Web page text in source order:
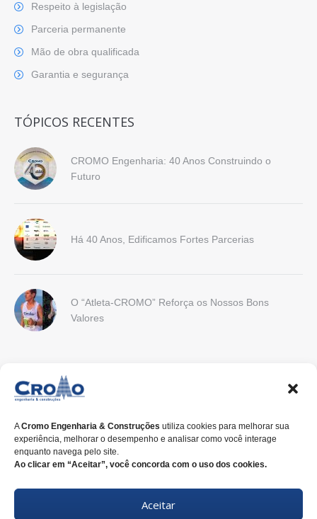
ACromo Engenharia & Construções utiliza cookies para melhorar sua
experiência, melhorar o desempenho e analisar como você interage
enquanto navega pelo site.
Ao clicar em “Aceitar”, você concorda com o uso dos cookies.
Aceitar
Respeito à legislação
Parceria permanente
Mão de obra qualificada
Garantia e segurança
TÓPICOS RECENTES
CROMO Engenharia: 40 Anos Construindo o
Futuro
Há 40 Anos, Edificamos Fortes Parcerias
O “Atleta-CROMO” Reforça os Nossos Bons
Valores
CONTATO
Endereço:Rua Nilo Peçanha, 675, 2º Andar . CEP 80.520-176 .
E-mail: cromo@cromoengenharia.com.br
3338-7815